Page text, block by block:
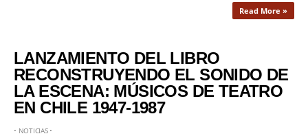
Read More »
LANZAMIENTO DEL LIBRO
RECONSTRUYENDO EL SONIDO DE
LA ESCENA: MÚSICOS DE TEATRO
EN CHILE 1947-1987
• NOTICIAS•